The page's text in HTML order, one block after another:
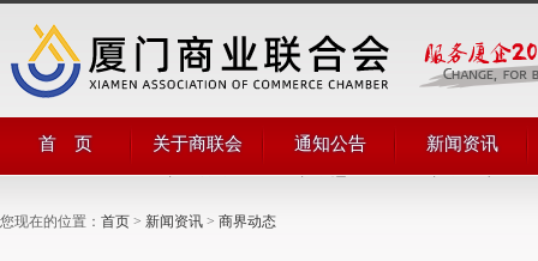
首 页 关于商联会
管理团队
通知公告 新闻资讯
您现在的位置： 首页 > 新闻资讯 > 商界动态